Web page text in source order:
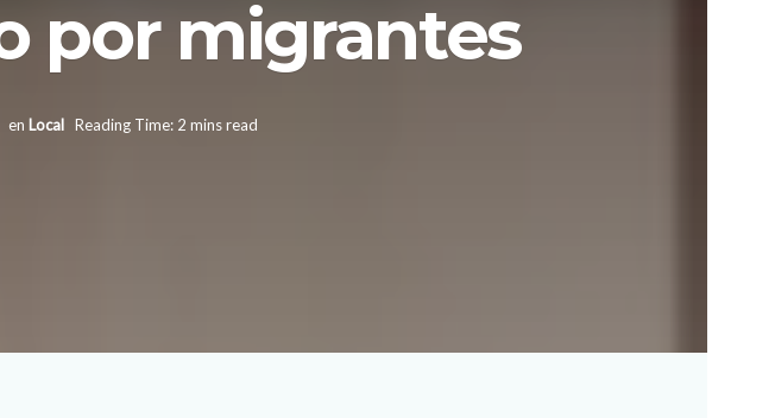
por migrantes
en Local Reading Time: 2 mins read